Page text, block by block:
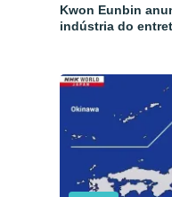
Kwon Eunbin
indústria do